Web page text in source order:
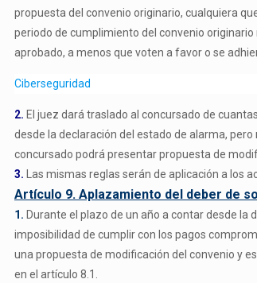
propuesta del convenio originario, cualquiera
periodo de cumplimiento del convenio
aprobado, a menos que voten a favor o se
Ciberseguridad
2. El juez dará traslado al concursado de
desde la declaración del estado de alarma,
concursado podrá presentar propuesta de
3. Las mismas reglas serán de aplicación a los
Artículo 9. Aplazamiento del deber de
1. Durante el plazo de un año a contar desde la
imposibilidad de cumplir con los pagos
una propuesta de modificación del convenio y
en el artículo 8.1.